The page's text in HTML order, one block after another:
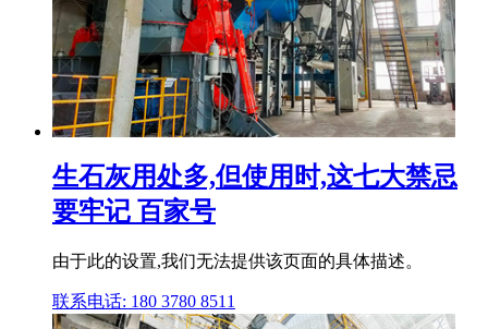
生石灰用处多,但使用时,这七大禁忌
要牢记 百家号
由于此的设置,我们无法提供该页面的具体描述。
联系电话: 180 3780 8511